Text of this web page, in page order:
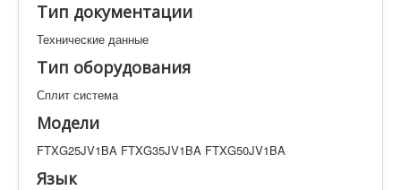
Контакты
Техническая документация
FTXG25JV1BA FTXG35JV1BA FTXG50JV1BA
Искать
Тип документации
Технические данные
Тип оборудования
Сплит система
Модели
FTXG25JV1BA FTXG35JV1BA FTXG50JV1BA
Язык